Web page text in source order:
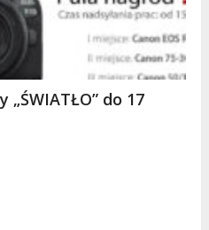
do 17